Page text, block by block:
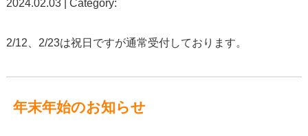
2024.02.03 | Category:
2/12、2/23は祝日ですが通常受付しております。
年末年始のお知らせ